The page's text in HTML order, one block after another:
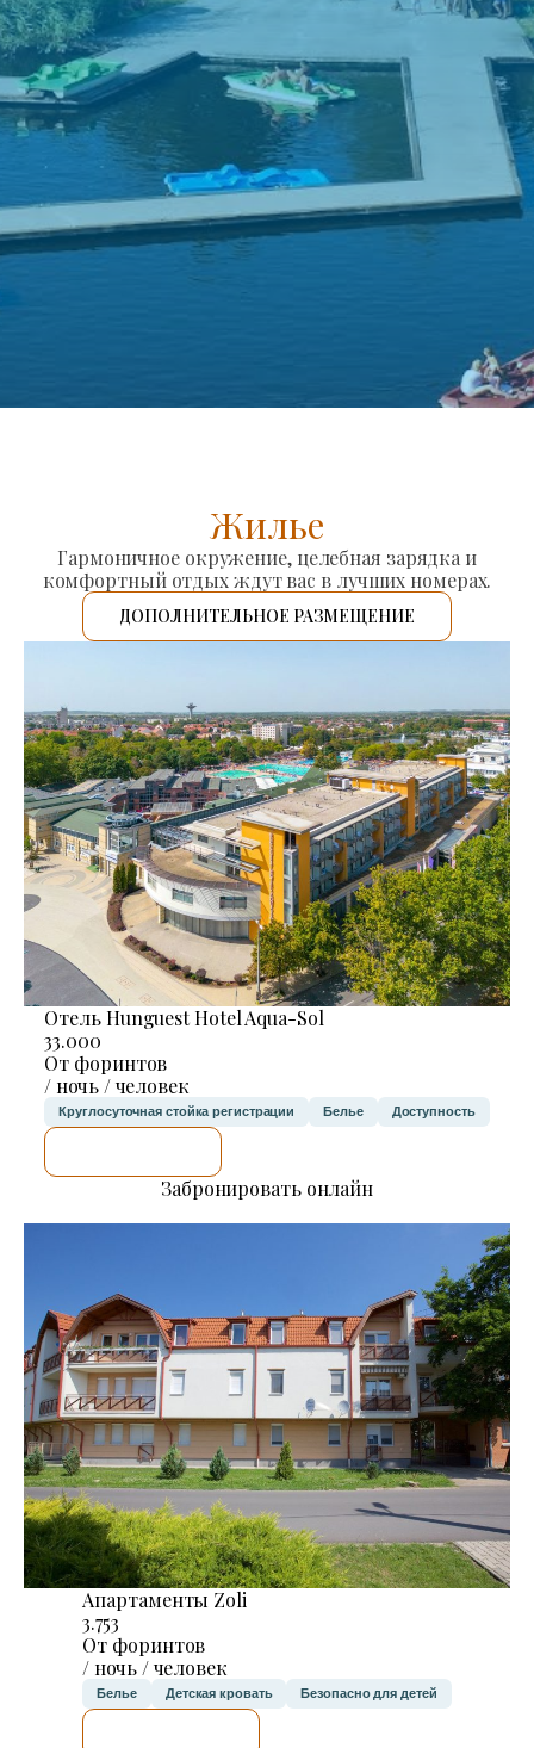
Жилье
Гармоничное окружение, целебная зарядка и
комфортный отдых ждут вас в лучших номерах.
ДОПОЛНИТЕЛЬНОЕ РАЗМЕЩЕНИЕ
Отель Hunguest Hotel Aqua-Sol
33.000
От форинтов
/ ночь / человек
Круглосуточная стойка регистрации Белье Доступность
Забронировать онлайн
Апартаменты Zoli
3.753
От форинтов
/ ночь / человек
Белье Детская кровать Безопасно для детей